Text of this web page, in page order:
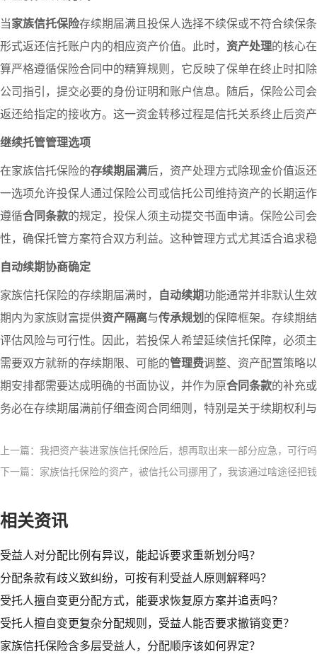
当家族信托保险存续期届满且投保人选择不续保或不符合续保
形式返还信托账户内的相应资产价值。此时， 资产处理的核心
算严格遵循保险合同中的精算规则，它反映了保单在终止时扣
公司指引，提交必要的身份证明和账户信息。随后，保险公司
返还给指定的接收方。这一资金转移过程是信托关系终止后资
继续托管管理选项
在家族信托保险的存续期届满后，资产处理方式除现金价值返
一选项允许投保人通过保险公司或信托公司维持资产的长期运
遵循合同条款的规定，投保人须主动提交书面申请。保险公司
性，确保托管方案符合双方利益。这种管理方式尤其适合追求
自动续期协商确定
家族信托保险的存续期届满时， 自动续期功能通常并非默认生
期内为家族财富提供资产隔离与传承规划的保障框架。存续期
评估风险与可行性。因此，若投保人希望延续信托保障，必须
需要双方就新的存续期限、可能的管理费调整、资产配置策略
期安排都需要达成明确的书面协议，并作为原合同条款的补充
务必在存续期届满前仔细查阅合同细则，特别是关于续期权利
上一篇：我把资产装进家族信托保险后，想再取出来一部分应急，可行
下一篇：家族信托保险的资产，被信托公司挪用了，我该通过啥途径把
相关资讯
受益人对分配比例有异议，能起诉要求重新划分吗？​
分配条款有歧义致纠纷，可按有利受益人原则解释吗？​
受托人擅自变更分配方式，能要求恢复原方案并追责吗？​
受托人擅自变更复杂分配规则，受益人能否要求撤销变更？
家族信托保险含多层受益人，分配顺序该如何界定？